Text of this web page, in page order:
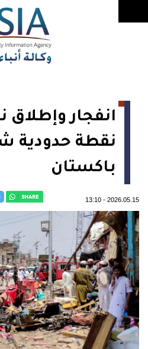
انفجار وإطلاق
نقطة حدودية
باكستان
2026.05.15
-
13:10